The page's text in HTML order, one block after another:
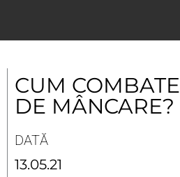
content
CUM
DE MÂNCARE?
DATĂ
13.05.21